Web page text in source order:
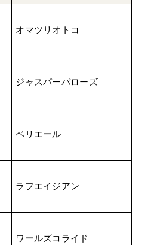
オマツリオトコ
ジャスパーバローズ
ペリエール
ラフエイジアン
ワールズコライド